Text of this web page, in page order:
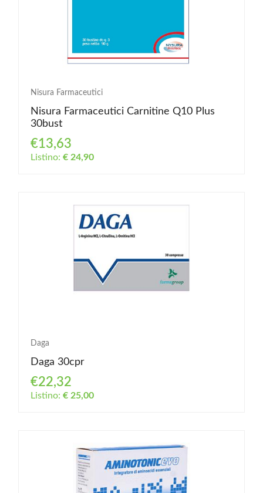
Nisura Farmaceutici
Nisura Farmaceutici Carnitine Q10 Plus
30bust
€13,63
Listino: € 24,90
Daga
Daga 30cpr
€22,32
Listino: € 25,00